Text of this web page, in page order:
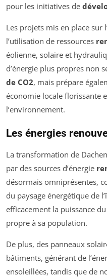
pour les initiatives de
Les projets mis en place sur
l’utilisation de ressources
éolienne, solaire et
d’énergie plus propres non
de CO2, mais prépare
économie locale florissante
l’environnement.
Les énergies
La transformation de
par des sources d’énergie
désormais omniprésentes,
du paysage énergétique de
efficacement la puissance
propre à sa population.
De plus, des panneaux
bâtiments, générant de
ensoleillées, tandis que de